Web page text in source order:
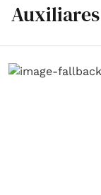
Auxiliares